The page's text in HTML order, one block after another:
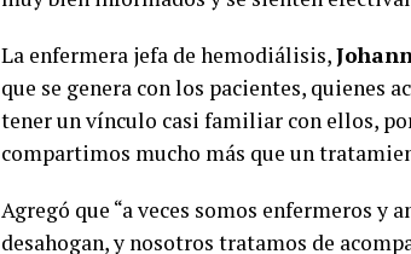
La enfermera jefa de hemodiálisis,
que se genera con los pacientes, quienes
tener un vínculo casi familiar con ellos,
compartimos mucho más que un
Agregó que “a veces somos enfermeros y
desahogan, y nosotros tratamos de